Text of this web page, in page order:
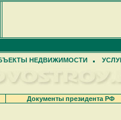
НЕДВИЖИМОСТИ
Документы президента РФ